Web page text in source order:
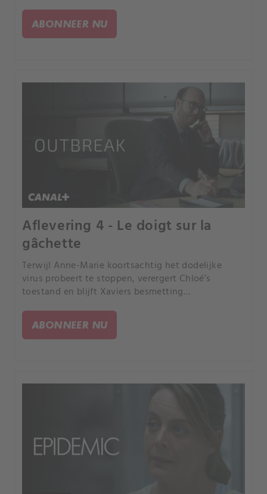
ABONNEER NU
Aflevering 4 - Le doigt sur la
gâchette
Terwijl Anne-Marie koortsachtig het dodelijke
virus probeert te stoppen, verergert Chloé’s
toestand en blijft Xaviers besmetting
ABONNEER NU